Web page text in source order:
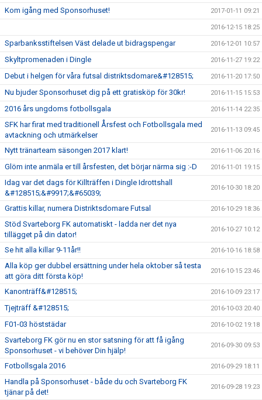
Kom igång med Sponsorhuset! 2017-01-11 09:21
2016-12-15 18:25
Sparbanksstiftelsen Väst delade ut bidragspengar 2016-12-01 10:57
Skyltpromenaden i Dingle 2016-11-27 19:22
Debut i helgen för våra futsal distriktsdomare&#128515; 2016-11-20 17:50
Nu bjuder Sponsorhuset dig på ett gratisköp för 30kr! 2016-11-15 15:53
2016 års ungdoms fotbollsgala 2016-11-14 22:35
SFK har firat med traditionell Årsfest och Fotbollsgala med
avtackning och utmärkelser
2016-11-13 09:45
Nytt tränarteam säsongen 2017 klart! 2016-11-06 20:16
Glöm inte anmäla er till årsfesten, det börjar närma sig :-D 2016-11-01 19:15
Idag var det dags för Killträffen i Dingle Idrottshall
&#128515;&#9917;&#65039;
2016-10-30 18:20
Grattis killar, numera Distriktsdomare Futsal 2016-10-29 18:36
Stöd Svarteborg FK automatiskt - ladda ner det nya
tillägget på din dator!
2016-10-27 10:12
Se hit alla killar 9-11år!! 2016-10-16 18:58
Alla köp ger dubbel ersättning under hela oktober så testa
att göra ditt första köp!
2016-10-15 23:46
Kanonträff&#128515; 2016-10-09 23:17
Tjejträff &#128515; 2016-10-03 20:40
F01-03 höststädar 2016-10-02 19:18
Svarteborg FK gör nu en stor satsning för att få igång
Sponsorhuset - vi behöver Din hjälp!
2016-09-30 09:53
Fotbollsgala 2016 2016-09-29 18:11
Handla på Sponsorhuset - både du och Svarteborg FK
tjänar på det!
2016-09-28 19:23